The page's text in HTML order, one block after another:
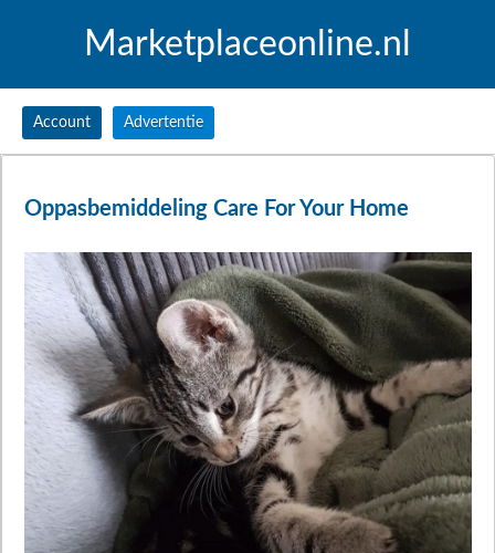
Marketplaceonline.nl
Account Advertentie
Oppasbemiddeling Care For Your Home